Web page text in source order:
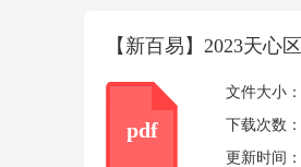
【新百易】2023天心
pdf
文件大小：
下载次数：
更新时间：